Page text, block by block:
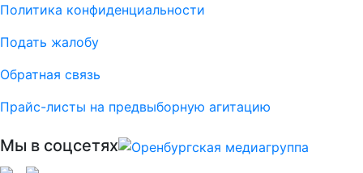
Политика конфиденциальности
Подать жалобу
Обратная связь
Прайс-листы на предвыборную агитацию
Мы в соцсетях